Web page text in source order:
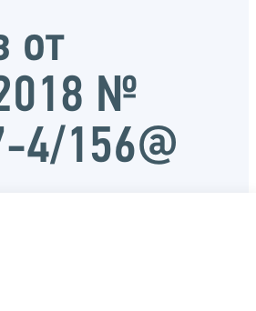
от
№
156@